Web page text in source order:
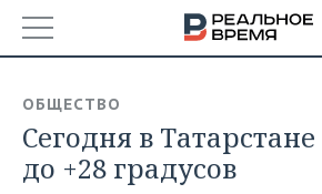
БАШКОРТОСТАН
ТАТАРСТАН
НОВОСТИ
АНАЛИТИКА
ОБЩЕСТВО
Сегодня в
до +28 градусов